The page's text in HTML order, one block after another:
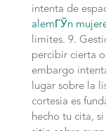
intenta de
alemГЎn
limites. 9.
percibir cierta
embargo
lugar sobre la
cortesia es
hecho tu cita,